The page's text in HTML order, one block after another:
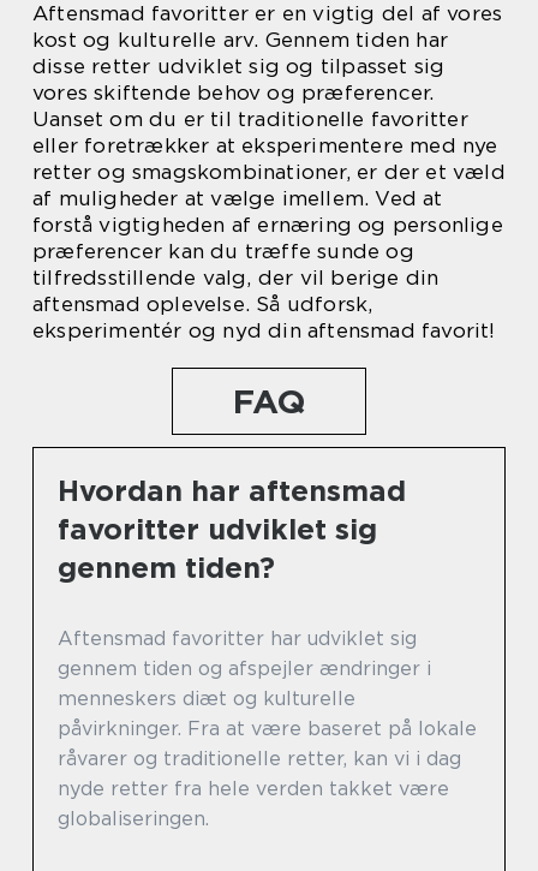
Aftensmad favoritter er en vigtig del af vores
kost og kulturelle arv. Gennem tiden har
disse retter udviklet sig og tilpasset sig
vores skiftende behov og præferencer.
Uanset om du er til traditionelle favoritter
eller foretrækker at eksperimentere med nye
retter og smagskombinationer, er der et væld
af muligheder at vælge imellem. Ved at
forstå vigtigheden af ernæring og personlige
præferencer kan du træffe sunde og
tilfredsstillende valg, der vil berige din
aftensmad oplevelse. Så udforsk,
eksperimentér og nyd din aftensmad favorit!
FAQ
Hvordan har aftensmad
favoritter udviklet sig
gennem tiden?
Aftensmad favoritter har udviklet sig
gennem tiden og afspejler ændringer i
menneskers diæt og kulturelle
påvirkninger. Fra at være baseret på lokale
råvarer og traditionelle retter, kan vi i dag
nyde retter fra hele verden takket være
globaliseringen.